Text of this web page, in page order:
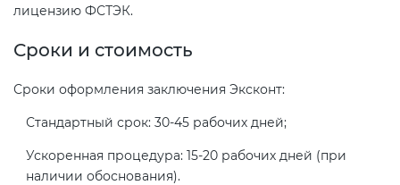
лицензию ФСТЭК.
Сроки и стоимость
Сроки оформления заключения Эксконт:
Стандартный срок: 30-45 рабочих дней;
Ускоренная процедура: 15-20 рабочих дней (при
наличии обоснования).